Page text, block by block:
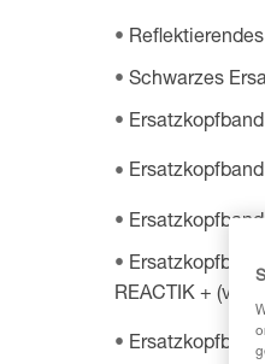
Schwarzes
Ersatzkopfband
Ersatzkopfband
REACTIK + (von